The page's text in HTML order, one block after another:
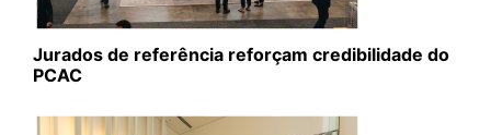
Jurados de referência reforçam credibilidade do
PCAC